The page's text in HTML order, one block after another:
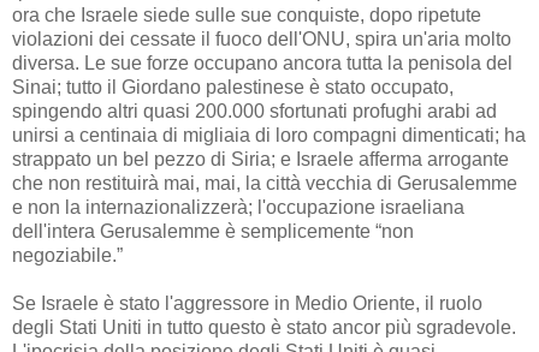
ora che Israele siede sulle sue conquiste, dopo ripetute
violazioni dei cessate il fuoco dell'ONU, spira un'aria molto
diversa. Le sue forze occupano ancora tutta la penisola del
Sinai; tutto il Giordano palestinese è stato occupato,
spingendo altri quasi 200.000 sfortunati profughi arabi ad
unirsi a centinaia di migliaia di loro compagni dimenticati; ha
strappato un bel pezzo di Siria; e Israele afferma arrogante
che non restituirà mai, mai, la città vecchia di Gerusalemme
e non la internazionalizzerà; l'occupazione israeliana
dell'intera Gerusalemme è semplicemente “non
negoziabile.”
Se Israele è stato l'aggressore in Medio Oriente, il ruolo
degli Stati Uniti in tutto questo è stato ancor più sgradevole.